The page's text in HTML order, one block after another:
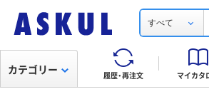
すべて
履歴・再注文 マイカタ
カテゴリー